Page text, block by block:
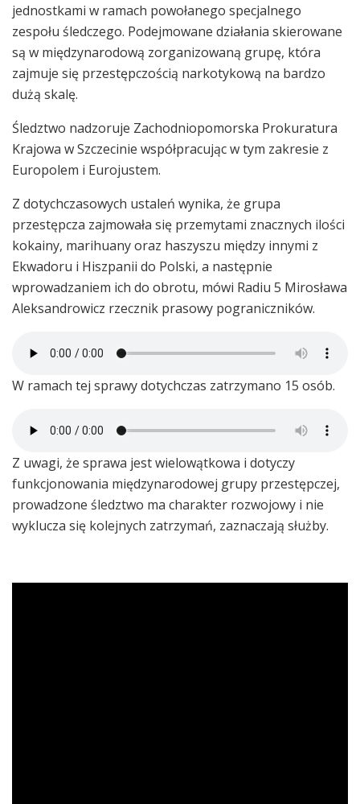
jednostkami w ramach powołanego specjalnego
zespołu śledczego. Podejmowane działania skierowane
są w międzynarodową zorganizowaną grupę, która
zajmuje się przestępczością narkotykową na bardzo
dużą skalę.
Śledztwo nadzoruje Zachodniopomorska Prokuratura
Krajowa w Szczecinie współpracując w tym zakresie z
Europolem i Eurojustem.
Z dotychczasowych ustaleń wynika, że grupa
przestępcza zajmowała się przemytami znacznych ilości
kokainy, marihuany oraz haszyszu między innymi z
Ekwadoru i Hiszpanii do Polski, a następnie
wprowadzaniem ich do obrotu, mówi Radiu 5 Mirosława
Aleksandrowicz rzecznik prasowy pograniczników.
W ramach tej sprawy dotychczas zatrzymano 15 osób.
Z uwagi, że sprawa jest wielowątkowa i dotyczy
funkcjonowania międzynarodowej grupy przestępczej,
prowadzone śledztwo ma charakter rozwojowy i nie
wyklucza się kolejnych zatrzymań, zaznaczają służby.